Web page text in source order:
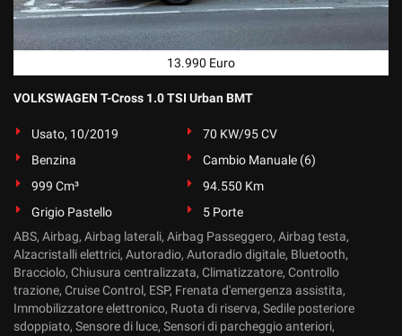
13.990 Euro
VOLKSWAGEN T-Cross 1.0 TSI Urban BMT
Usato, 10/2019
70 KW/95 CV
Benzina
Cambio Manuale (6)
999 Cm³
94.550 Km
Grigio Pastello
5 Porte
ABS, Airbag, Airbag laterali, Airbag Passeggero, Airbag testa,
Alzacristalli elettrici, Autoradio, Autoradio digitale, Bluetooth,
Bracciolo, Chiusura centralizzata, Climatizzatore, Controllo
trazione, Cruise Control, ESP, Frenata d'emergenza assistita,
Immobilizzatore elettronico, Ruota di riserva, Sedile posteriore
sdoppiato, Sensore di luce, Sensori di parcheggio anteriori,